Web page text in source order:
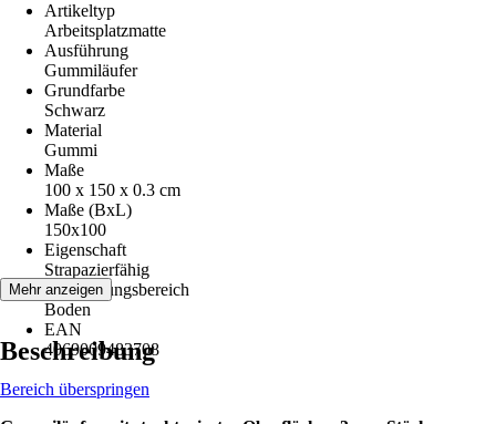
Artikeltyp
Arbeitsplatzmatte
Ausführung
Gummiläufer
Grundfarbe
Schwarz
Material
Gummi
Maße
100 x 150 x 0.3 cm
Maße (BxL)
150x100
Eigenschaft
Strapazierfähig
Anwendungsbereich
Boden
EAN
4069009483708
Mehr anzeigen
Beschreibung
Bereich überspringen